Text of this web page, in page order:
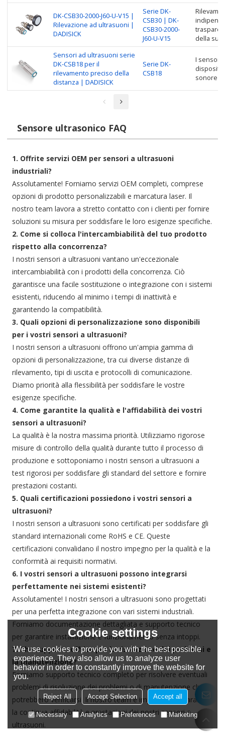
DK-CSB30-2000-J60-U-V15 |
Rilevazione ad ultrasuoni |
DADISICK
Serie DK-
CSB30 | DK-
CSB30-2000-
J60-U-V15
della
Sensori ad ultrasuoni serie
DK-CSB18 per il
rilevamento preciso della
distanza | DADISICK
Serie DK-
CSB18
I sensori
sonore
Sensore ultrasonico FAQ
1. Offrite servizi OEM per sensori a ultrasuoni
industriali?
Assolutamente! Forniamo servizi OEM completi, comprese
opzioni di prodotto personalizzabili e marcatura laser. Il
nostro team lavora a stretto contatto con i clienti per fornire
soluzioni su misura per soddisfare le loro esigenze specifiche.
2. Come si colloca l'intercambiabilità del tuo prodotto
rispetto alla concorrenza?
I nostri sensori a ultrasuoni vantano un'eccezionale
intercambiabilità con i prodotti della concorrenza. Ciò
garantisce una facile sostituzione o integrazione con i sistemi
esistenti, riducendo al minimo i tempi di inattività e
garantendo la compatibilità.
3. Quali opzioni di personalizzazione sono disponibili
per i vostri sensori a ultrasuoni?
I nostri sensori a ultrasuoni offrono un'ampia gamma di
opzioni di personalizzazione, tra cui diverse distanze di
rilevamento, tipi di uscita e protocolli di comunicazione.
Diamo priorità alla flessibilità per soddisfare le vostre
esigenze specifiche.
4. Come garantite la qualità e l'affidabilità dei vostri
sensori a ultrasuoni?
La qualità è la nostra massima priorità. Utilizziamo rigorose
misure di controllo della qualità durante tutto il processo di
produzione e sottoponiamo i nostri sensori a ultrasuoni a
test rigorosi per soddisfare gli standard del settore e fornire
prestazioni costanti.
5. Quali certificazioni possiedono i vostri sensori a
ultrasuoni?
I nostri sensori a ultrasuoni sono certificati per soddisfare gli
standard internazionali come RoHS e CE. Queste
certificazioni convalidano il nostro impegno per la qualità e la
conformità ai requisiti normativi.
6. I vostri sensori a ultrasuoni possono integrarsi
perfettamente nei sistemi esistenti?
Assolutamente! I nostri sensori a ultrasuoni sono progettati
per una perfetta integrazione con vari sistemi industriali.
Forniamo documentazione dettagliata e supporto tecnico
per garantire installazione e funzionamento senza intoppi.
7. Che supporto offrite per la risoluzione dei problemi e
la manutenzione?
Forniamo supporto tecnico completo per risolvere eventuali
problemi di risoluzione dei problemi o di manutenzione che
potrebbero verificarsi. Il nostro team è impegnato a garantire
la continua affidabilità e prestazioni dei nostri sensori a
ultrasuoni.
Cookie settings
We use cookies to provide you with the best possible
experience. They also allow us to analyze user
behavior in order to constantly improve the website for
you.
Reject All Accept Selection Accept all
Necessary Analytics Preferences Marketing